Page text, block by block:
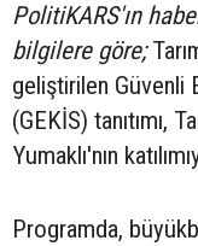
PolitiKARS'ın
bilgilere göre;
geliştirilen Güvenli
(GEKİS) tanıtımı,
Yumaklı'nın
Programda,